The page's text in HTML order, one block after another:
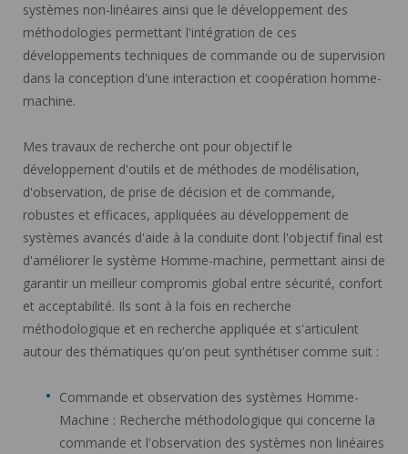
systèmes non-linéaires ainsi que le développement des
méthodologies permettant l'intégration de ces
développements techniques de commande ou de supervision
dans la conception d'une interaction et coopération homme-
machine.
Mes travaux de recherche ont pour objectif le
développement d'outils et de méthodes de modélisation,
d'observation, de prise de décision et de commande,
robustes et efficaces, appliquées au développement de
systèmes avancés d'aide à la conduite dont l'objectif final est
d'améliorer le système Homme-machine, permettant ainsi de
garantir un meilleur compromis global entre sécurité, confort
et acceptabilité. Ils sont à la fois en recherche
méthodologique et en recherche appliquée et s'articulent
autour des thématiques qu'on peut synthétiser comme suit :
Commande et observation des systèmes Homme-
Machine : Recherche méthodologique qui concerne la
commande et l'observation des systèmes non linéaires